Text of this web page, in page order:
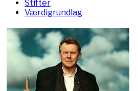
Stifter
Værdigrundlag